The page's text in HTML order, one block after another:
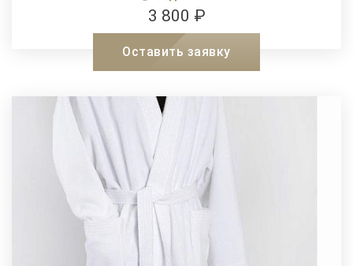
3 800 ₽
Оставить заявку